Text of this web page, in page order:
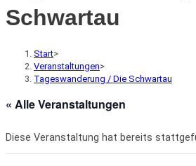
Schwartau
Start>
Veranstaltungen>
Tageswanderung / Die Schwartau
« Alle Veranstaltungen
Diese Veranstaltung hat bereits